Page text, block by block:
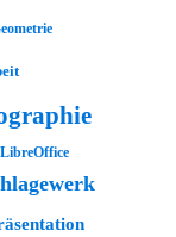
LibreOffice